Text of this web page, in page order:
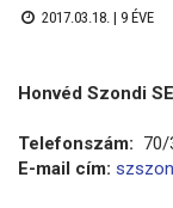
2017.03.18. | 9 ÉVE
Honvéd Szondi SE
Telefonszám: 70/
E-mail cím: